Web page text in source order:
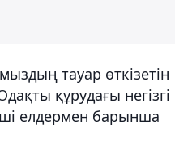
тауар өткізетін
құрудағы негізгі
елдермен барынша